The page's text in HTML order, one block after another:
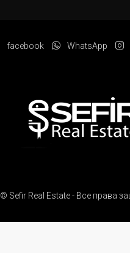
facebook WhatsApp
© Sefir Real Estate - Все права